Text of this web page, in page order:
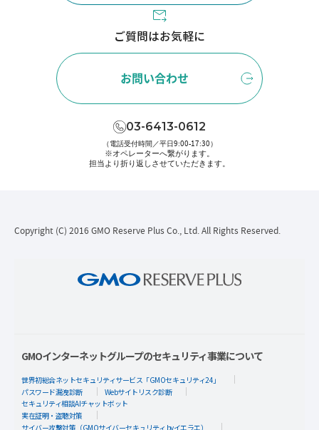
ご質問はお気軽に
お問い合わせ
03-6413-0612
（電話受付時間／平日9:00-17:30）
※オペレーターへ繋がります。
担当より折り返しさせていただきます。
Copyright (C) 2016 GMO Reserve Plus Co., Ltd. All Rights Reserved.
GMOインターネットグループのセキュリティ事業について
世界初総合ネットセキュリティサービス「GMOセキュリティ24」
パスワード漏洩診断
Webサイトリスク診断
セキュリティ相談AIチャットボット
実在証明・盗聴対策
サイバー攻撃対策（GMOサイバーセキュリティ byイエラエ）